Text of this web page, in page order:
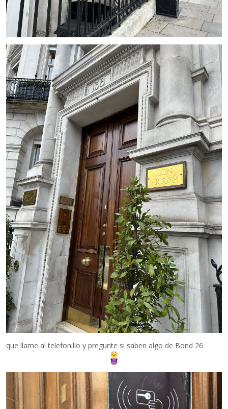
que llame al telefonillo y pregunte si saben algo de Bond 26